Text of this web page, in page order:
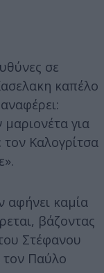
σε
καπέλο
για
τον Καλογρίτσα
αφήνει καμία
βάζοντας
Στέφανου
τον Παύλο